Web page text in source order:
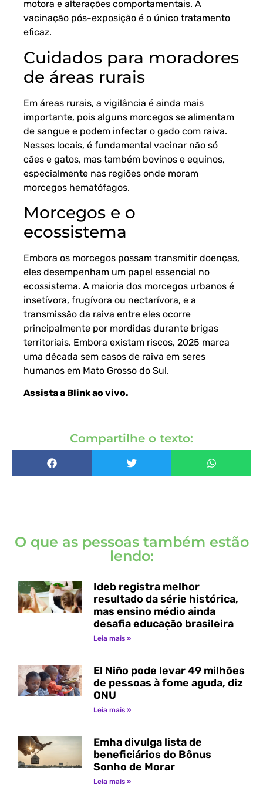
motora e alterações comportamentais. A
vacinação pós-exposição é o único tratamento
eficaz.
Cuidados para moradores
de áreas rurais
Em áreas rurais, a vigilância é ainda mais
importante, pois alguns morcegos se alimentam
de sangue e podem infectar o gado com raiva.
Nesses locais, é fundamental vacinar não só
cães e gatos, mas também bovinos e equinos,
especialmente nas regiões onde moram
morcegos hematófagos.
Morcegos e o
ecossistema
Embora os morcegos possam transmitir doenças,
eles desempenham um papel essencial no
ecossistema. A maioria dos morcegos urbanos é
insetívora, frugívora ou nectarívora, e a
transmissão da raiva entre eles ocorre
principalmente por mordidas durante brigas
territoriais. Embora existam riscos, 2025 marca
uma década sem casos de raiva em seres
humanos em Mato Grosso do Sul.
Assista a Blink ao vivo.
Compartilhe o texto:
O que as pessoas também estão
lendo:
Ideb registra melhor
resultado da série histórica,
mas ensino médio ainda
desafia educação brasileira
Leia mais »
El Niño pode levar 49 milhões
de pessoas à fome aguda, diz
ONU
Leia mais »
Emha divulga lista de
beneficiários do Bônus
Sonho de Morar
Leia mais »